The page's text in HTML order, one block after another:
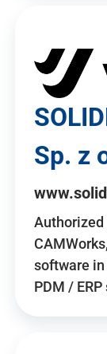
Sp. z
Authorized
software
PDM /